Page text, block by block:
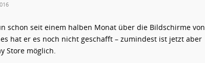
schon seit einem halben Monat über die Bildschirme von
hat er es noch nicht geschafft – zumindest ist jetzt aber
Store möglich.